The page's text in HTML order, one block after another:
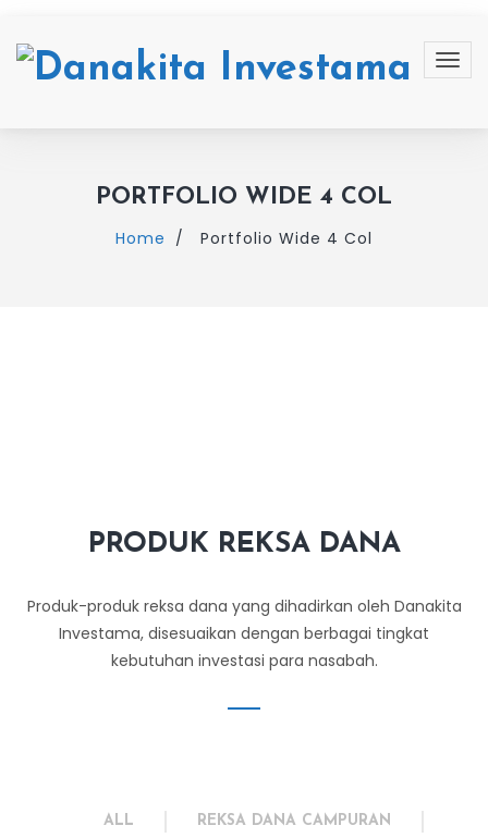
PORTFOLIO WIDE 4 COL
Home Portfolio Wide 4 Col
PRODUK REKSA DANA
Produk-produk reksa dana yang dihadirkan oleh Danakita
Investama, disesuaikan dengan berbagai tingkat
kebutuhan investasi para nasabah.
ALL REKSA DANA CAMPURAN